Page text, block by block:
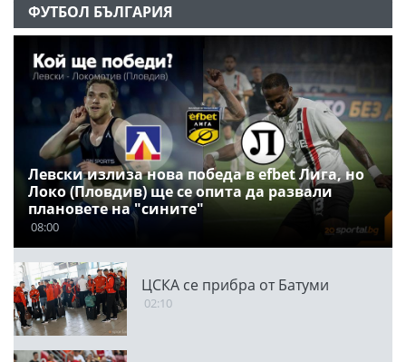
ФУТБОЛ БЪЛГАРИЯ
Левски излиза нова победа в efbet Лига, но
Локо (Пловдив) ще се опита да развали
плановете на "сините"
08:00
ЦСКА се прибра от Батуми
02:10